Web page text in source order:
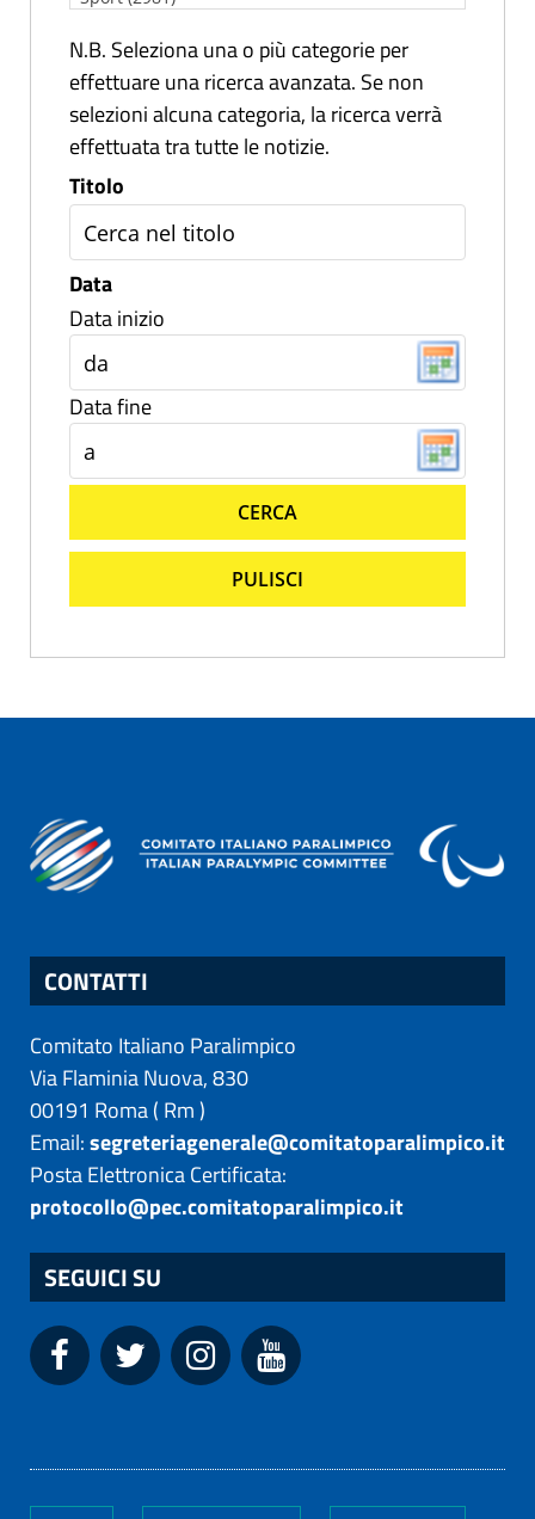
N.B. Seleziona una o più categorie per
effettuare una ricerca avanzata. Se non
selezioni alcuna categoria, la ricerca verrà
effettuata tra tutte le notizie.
Titolo
Data
Data inizio
Data fine
CERCA
PULISCI
CONTATTI
Comitato Italiano Paralimpico
Via Flaminia Nuova, 830
00191 Roma( Rm)
Email:segreteriagenerale@comitatoparalimpico.it
Posta Elettronica Certificata:
protocollo@pec.comitatoparalimpico.it
SEGUICI SU